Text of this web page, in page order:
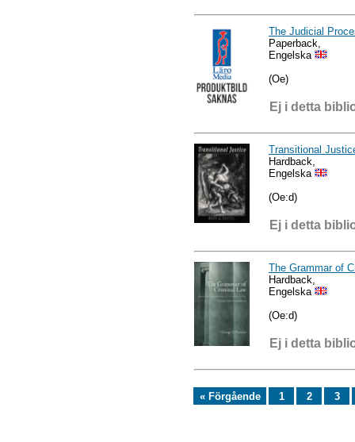
The Judicial
Paperback,
Engelska
(Oe)
Ej i detta
Transitional
Hardback,
Engelska
(Oe:d)
Ej i detta
The Grammar of
Hardback,
Engelska
(Oe:d)
Ej i detta
« Förgående 1 2 3